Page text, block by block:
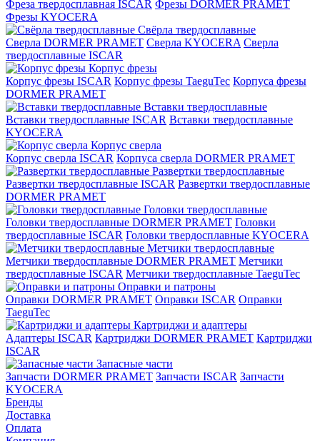
Фреза твердосплавная ISCAR Фрезы DORMER PRAMET
Фрезы KYOCERA
Свёрла твердосплавные
Сверла DORMER PRAMET Сверла KYOCERA Сверла
твердосплавные ISCAR
Корпус фрезы
Корпус фрезы ISCAR Корпус фрезы TaeguTec Корпуса фрезы
DORMER PRAMET
Вставки твердосплавные
Вставки твердосплавные ISCAR Вставки твердосплавные
KYOCERA
Корпус сверла
Корпус сверла ISCAR Корпуса сверла DORMER PRAMET
Развертки твердосплавные
Развертки твердосплавные ISCAR Развертки твердосплавные
DORMER PRAMET
Головки твердосплавные
Головки твердосплавные DORMER PRAMET Головки
твердосплавные ISCAR Головки твердосплавные KYOCERA
Метчики твердосплавные
Метчики твердосплавные DORMER PRAMET Метчики
твердосплавные ISCAR Метчики твердосплавные TaeguTec
Оправки и патроны
Оправки DORMER PRAMET Оправки ISCAR Оправки
TaeguTec
Картриджи и адаптеры
Адаптеры ISCAR Картриджи DORMER PRAMET Картриджи
ISCAR
Запасные части
Запчасти DORMER PRAMET Запчасти ISCAR Запчасти
KYOCERA
Бренды
Доставка
Оплата